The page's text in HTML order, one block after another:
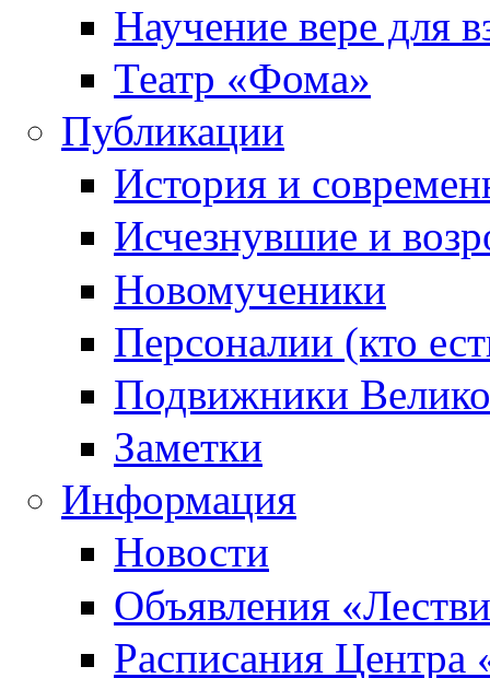
Научение вере для
Театр «Фома»
Публикации
История и
Исчезнувшие и
Новомученики
Персоналии (кто
Подвижники
Заметки
Информация
Новости
Объявления
Расписания Центра